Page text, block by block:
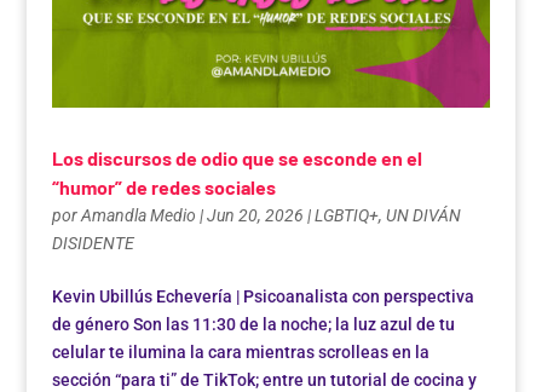
Los discursos de odio que se esconde en el
“humor” de redes sociales
porAmandla Medio |Jun 20, 2026 |LGBTIQ+, UN DIVÁN
DISIDENTE
Kevin Ubillús Echevería | Psicoanalista con perspectiva
de género Son las 11:30 de la noche; la luz azul de tu
celular te ilumina la cara mientras scrolleas en la
sección “para ti” de TikTok; entre un tutorial de cocina y